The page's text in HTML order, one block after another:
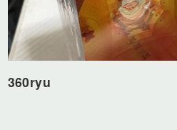
360ryu